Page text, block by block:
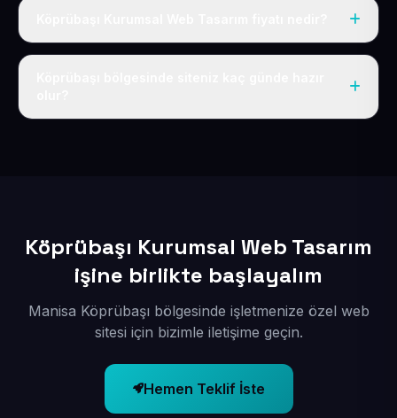
Tek fiyat uygulanır: yıllık 50 USD + KDV. Bu bedele alan
Köprübaşı Kurumsal Web Tasarım
işine birlikte başlayalım
Manisa Köprübaşı bölgesinde işletmenize özel web
sitesi için bizimle iletişime geçin.
Hemen Teklif İste